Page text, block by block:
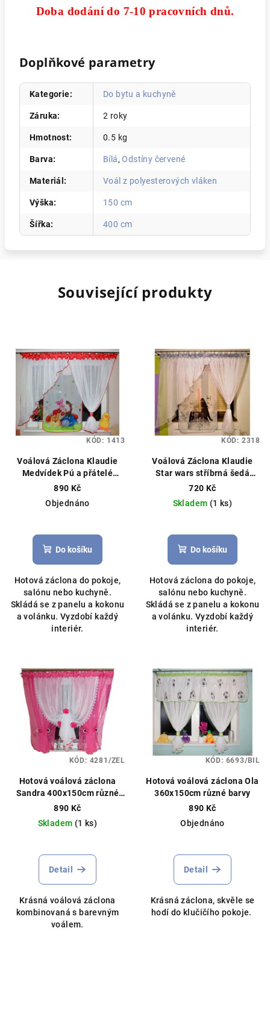
Doba dodání do 7-10 pracovních dnů.
Doplňkové parametry
Kategorie: Do bytu a kuchyně
Záruka: 2 roky
Hmotnost: 0.5 kg
Barva: Bílá,Odstíny červené
Materiál : Voál z polyesterových vláken
Výška: 150 cm
Šířka: 400 cm
Související produkty
Voálová Záclona Klaudie
Medvídek Pú a přátelé
červená 400x145cm
890 Kč
Objednáno
Do košíku
Hotová záclona do pokoje,
salónu nebo kuchyně.
Skládá se z panelu a kokonu
a volánku. Vyzdobí každý
interiér.
KÓD: 1413
Voálová Záclona Klaudie
Star wars stříbrná šedá
400x145cm
720 Kč
Skladem (1 ks)
Do košíku
Hotová záclona do pokoje,
salónu nebo kuchyně.
Skládá se z panelu a kokonu
a volánku. Vyzdobí každý
interiér.
KÓD: 2318
Hotová voálová záclona
Sandra 400x150cm různé
barvy
890 Kč
Skladem (1 ks)
hodnocení
produktu
z
5
hvězdiček.
Detail
Krásná voálová záclona
kombinovaná s barevným
voálem.
KÓD: 4281/ZEL
Hotová voálová záclona Ola
360x150cm různé barvy
890 Kč
Objednáno
Detail
Krásná záclona, skvěle se
hodí do klučičího pokoje.
KÓD: 6693/BIL